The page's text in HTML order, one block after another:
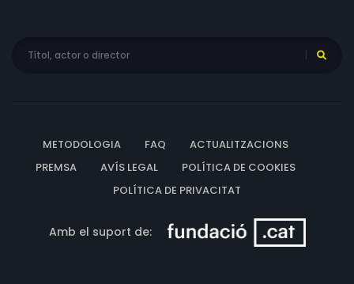
METODOLOGIA FAQ
ACTUALITZACIONS
PREMSA
AVÍS LEGAL
POLÍTICA DE COOKIES
POLÍTICA DE PRIVACITAT
Amb el suport de: